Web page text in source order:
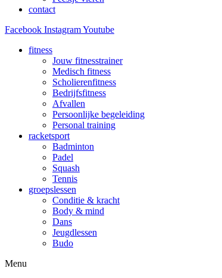
contact
Facebook InstagramYoutube
fitness
Jouw fitnesstrainer
Medisch fitness
Scholierenfitness
Bedrijfsfitness
Afvallen
Persoonlijke begeleiding
Personal training
racketsport
Badminton
Padel
Squash
Tennis
groepslessen
Conditie & kracht
Body & mind
Dans
Jeugdlessen
Budo
Menu